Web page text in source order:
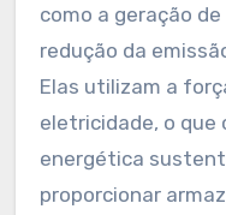
como a geração
redução da
Elas utilizam a
eletricidade, o que
energética
proporcionar